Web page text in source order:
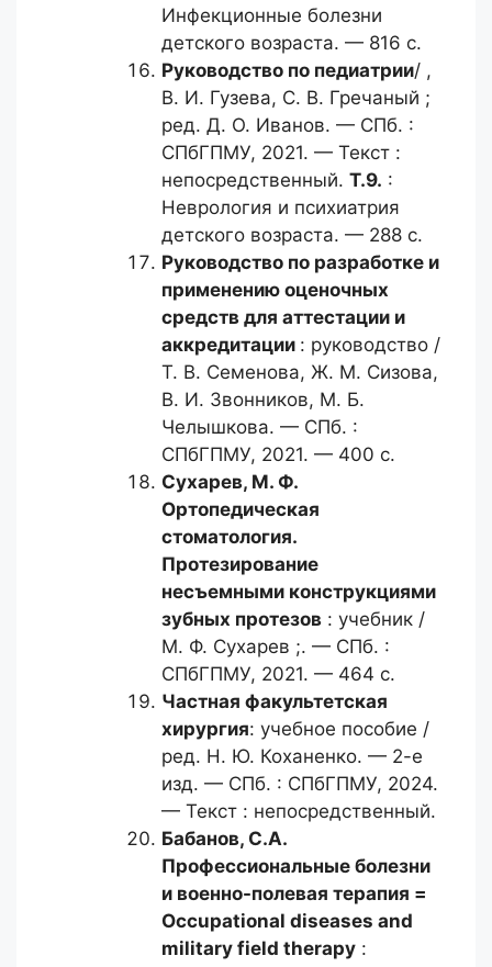
Инфекционные болезни
детского возраста. — 816 с.
Руководство по педиатрии/ ,
В. И. Гузева, С. В. Гречаный ;
ред. Д. О. Иванов. — СПб. :
СПбГПМУ, 2021. — Текст :
непосредственный. Т.9. :
Неврология и психиатрия
детского возраста. — 288 с.
Руководство по разработке и
применению оценочных
средств для аттестации и
аккредитации : руководство /
Т. В. Семенова, Ж. М. Сизова,
В. И. Звонников, М. Б.
Челышкова. — СПб. :
СПбГПМУ, 2021. — 400 с.
Сухарев, М. Ф.
Ортопедическая
стоматология.
Протезирование
несъемными конструкциями
зубных протезов : учебник /
М. Ф. Сухарев ;. — СПб. :
СПбГПМУ, 2021. — 464 с.
Частная факультетская
хирургия: учебное пособие /
ред. Н. Ю. Коханенко. — 2-е
изд. — СПб. : СПбГПМУ, 2024.
— Текст : непосредственный.
Бабанов, С.А.
Профессиональные болезни
и военно-полевая терапия =
Occupational diseases and
military field therapy :